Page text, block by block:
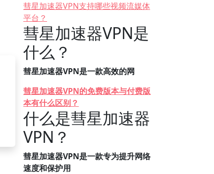
彗星加速器VPN支持哪些视频流媒体
平台？
彗星加速器VPN是
什么？
彗星加速器VPN是一款高效的网
彗星加速器VPN的免费版本与付费版
本有什么区别？
什么是彗星加速器
VPN？
彗星加速器VPN是一款专为提升网络
速度和保护用